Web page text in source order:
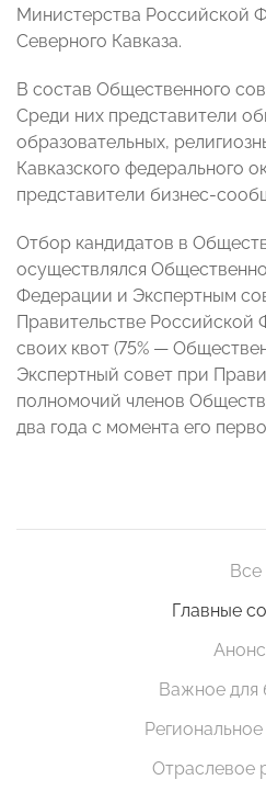
Министерства Российской
Северного Кавказа.
В состав Общественного
Среди них представители
образовательных,
Кавказского федерального
представители бизнес-
Отбор кандидатов в
осуществлялся
Федерации и Экспертным
Правительстве Российской
своих квот (75% —
Экспертный совет при
полномочий членов
два года с момента его
Все
Главные
Важное для
Отраслевое